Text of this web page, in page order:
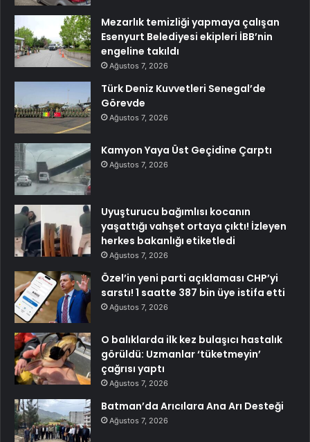
Mezarlık temizliği yapmaya çalışan
Esenyurt Belediyesi ekipleri İBB’nin
engeline takıldı
Ağustos 7, 2026
Türk Deniz Kuvvetleri Senegal’de
Görevde
Ağustos 7, 2026
Kamyon Yaya Üst Geçidine Çarptı
Ağustos 7, 2026
Uyuşturucu bağımlısı kocanın
yaşattığı vahşet ortaya çıktı! İzleyen
herkes bakanlığı etiketledi
Ağustos 7, 2026
Özel’in yeni parti açıklaması CHP’yi
sarstı! 1 saatte 387 bin üye istifa etti
Ağustos 7, 2026
O balıklarda ilk kez bulaşıcı hastalık
görüldü: Uzmanlar ‘tüketmeyin’
çağrısı yaptı
Ağustos 7, 2026
Batman’da Arıcılara Ana Arı Desteği
Ağustos 7, 2026